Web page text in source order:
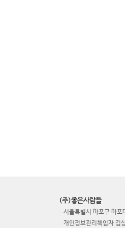
(주)좋은사람들
서울특별시 마포구 마
개인정보관리책임자 김